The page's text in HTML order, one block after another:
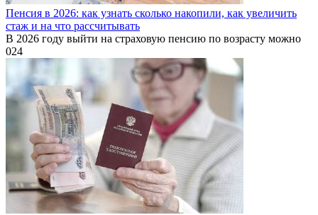
Пенсия в 2026: как узнать сколько накопили, как увеличить
стаж и на что рассчитывать
В 2026 году выйти на страховую пенсию по возрасту можно
024